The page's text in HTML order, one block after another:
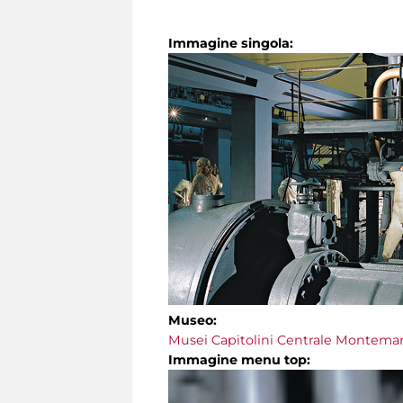
Immagine singola:
Museo:
Musei Capitolini Centrale
Immagine menu top: